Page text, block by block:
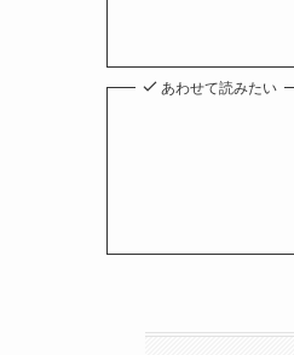
あわせて読みたい